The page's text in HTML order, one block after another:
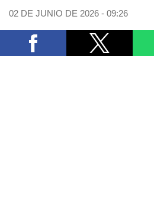
02 DE JUNIO DE 2026 - 09:26